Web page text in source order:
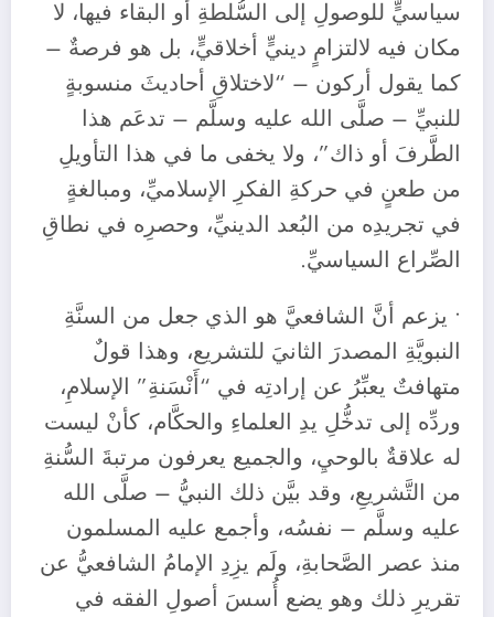
سياسيٍّ للوصولِ إلى السُّلطةِ أو البقاء فيها، لا
مكان فيه لالتزامٍ دينيٍّ أخلاقيٍّ، بل هو فرصةٌ –
كما يقول أركون – “لاختلاقِ أحاديثَ منسوبةٍ
للنبيِّ – صلَّى الله عليه وسلَّم – تدعَم هذا
الطَّرفَ أو ذاك”، ولا يخفى ما في هذا التأويلِ
من طعنٍ في حركةِ الفكرِ الإسلاميِّ، ومبالغةٍ
في تجريدِه من البُعد الدينيِّ، وحصرِه في نطاقِ
الصِّراع السياسيِّ.
• يزعم أنَّ الشافعيَّ هو الذي جعل من السنَّةِ
النبويَّةِ المصدرَ الثانيَ للتشريع، وهذا قولٌ
متهافتٌ يعبِّرُ عن إرادتِه في “أَنْسَنةِ” الإسلامِ،
وردِّه إلى تدخُّلِ يدِ العلماءِ والحكَّام، كأنْ ليست
له علاقةٌ بالوحيِ، والجميع يعرفون مرتبةَ السُّنةِ
من التَّشريعِ، وقد بيَّن ذلك النبيُّ – صلَّى الله
عليه وسلَّم – نفسُه، وأجمع عليه المسلمون
منذ عصر الصَّحابةِ، ولَم يزِدِ الإمامُ الشافعيُّ عن
تقريرِ ذلك وهو يضع أُسسَ أصولِ الفقه في